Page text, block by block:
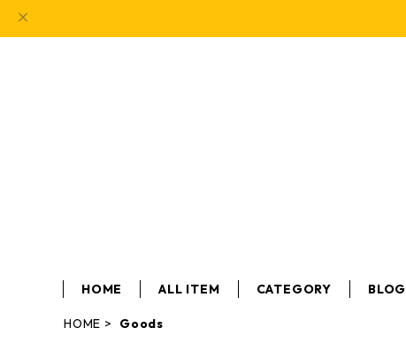
HOME ALL ITEM CATEGORY BLOG
HOME Goods